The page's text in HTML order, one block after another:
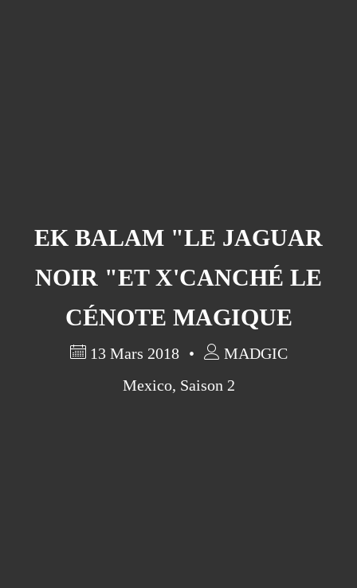
EK BALAM "LE JAGUAR
NOIR "ET X'CANCHÉ LE
CÉNOTE MAGIQUE
13 Mars 2018
MADGIC
Mexico, Saison 2